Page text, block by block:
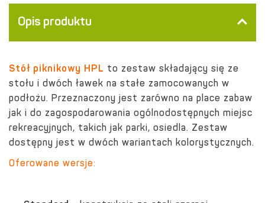
Opis produktu
Stół piknikowy HPL to zestaw składający się ze
stołu i dwóch ławek na stałe zamocowanych w
podłożu. Przeznaczony jest zarówno na place zabaw
jak i do zagospodarowania ogólnodostępnych miejsc
rekreacyjnych, takich jak parki, osiedla. Zestaw
dostępny jest w dwóch wariantach kolorystycznych.
Oferowane wersje: